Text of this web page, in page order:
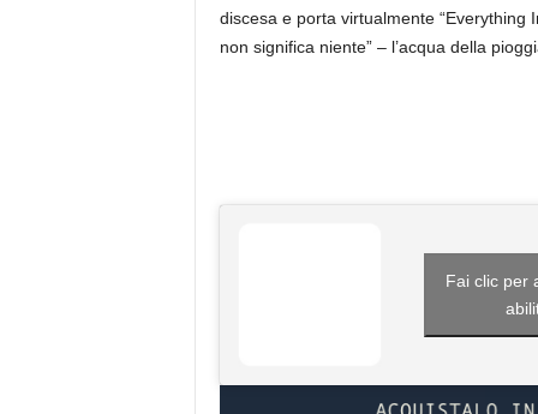
discesa e porta virtualmente “Everything
non significa niente” – l’acqua della
Fai clic per